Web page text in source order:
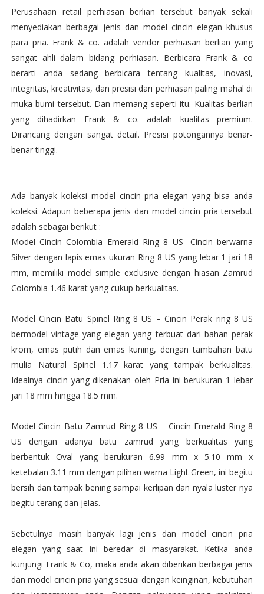
Perusahaan retail perhiasan berlian tersebut banyak sekali
menyediakan berbagai jenis dan model cincin elegan khusus
para pria. Frank & co. adalah vendor perhiasan berlian yang
sangat ahli dalam bidang perhiasan. Berbicara Frank & co
berarti anda sedang berbicara tentang kualitas, inovasi,
integritas, kreativitas, dan presisi dari perhiasan paling mahal di
muka bumi tersebut. Dan memang seperti itu. Kualitas berlian
yang dihadirkan Frank & co. adalah kualitas premium.
Dirancang dengan sangat detail. Presisi potongannya benar-
benar tinggi.
Ada banyak koleksi model cincin pria elegan yang bisa anda
koleksi. Adapun beberapa jenis dan model cincin pria tersebut
adalah sebagai berikut :
Model Cincin Colombia Emerald Ring 8 US- Cincin berwarna
Silver dengan lapis emas ukuran Ring 8 US yang lebar 1 jari 18
mm, memiliki model simple exclusive dengan hiasan Zamrud
Colombia 1.46 karat yang cukup berkualitas.
Model Cincin Batu Spinel Ring 8 US – Cincin Perak ring 8 US
bermodel vintage yang elegan yang terbuat dari bahan perak
krom, emas putih dan emas kuning, dengan tambahan batu
mulia Natural Spinel 1.17 karat yang tampak berkualitas.
Idealnya cincin yang dikenakan oleh Pria ini berukuran 1 lebar
jari 18 mm hingga 18.5 mm.
Model Cincin Batu Zamrud Ring 8 US – Cincin Emerald Ring 8
US dengan adanya batu zamrud yang berkualitas yang
berbentuk Oval yang berukuran 6.99 mm x 5.10 mm x
ketebalan 3.11 mm dengan pilihan warna Light Green, ini begitu
bersih dan tampak bening sampai kerlipan dan nyala luster nya
begitu terang dan jelas.
Sebetulnya masih banyak lagi jenis dan model cincin pria
elegan yang saat ini beredar di masyarakat. Ketika anda
kunjungi Frank & Co, maka anda akan diberikan berbagai jenis
dan model cincin pria yang sesuai dengan keinginan, kebutuhan